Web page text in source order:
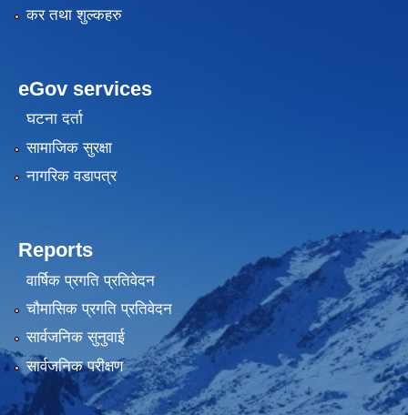
कर तथा शुल्कहरु
eGov services
घटना दर्ता
सामाजिक सुरक्षा
नागरिक वडापत्र
Reports
वार्षिक प्रगति प्रतिवेदन
चौमासिक प्रगति प्रतिवेदन
सार्वजनिक सुनुवाई
सार्वजनिक परीक्षण